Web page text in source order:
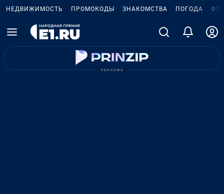
НЕДВИЖИМОСТЬ ПРОМОКОДЫ ЗНАКОМСТВА ПОГОДА